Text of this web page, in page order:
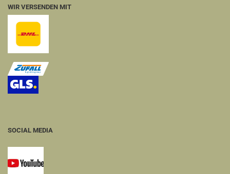
WIR VERSENDEN MIT
SOCIAL MEDIA